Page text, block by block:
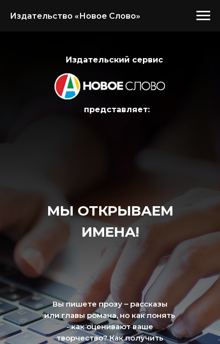
Издательство «Новое Слово»
МЫ ОТКРЫВАЕМ
ИМЕНА!
Вы пишете прозу – рассказы
или главы романа, но как понять
- как оценивают ваше
творчество? Как получить
представляет:
Издательский сервис